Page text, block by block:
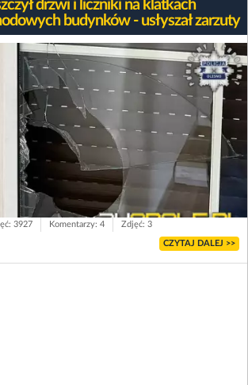
drzwi i liczniki na klatkach
budynków - usłyszał zarzuty
3927 Komentarzy: 4 Zdjęć: 3
CZYTAJ DALEJ >>